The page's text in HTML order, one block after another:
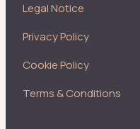
Legal Notice
Privacy Policy
Cookie Policy
Terms & Conditions